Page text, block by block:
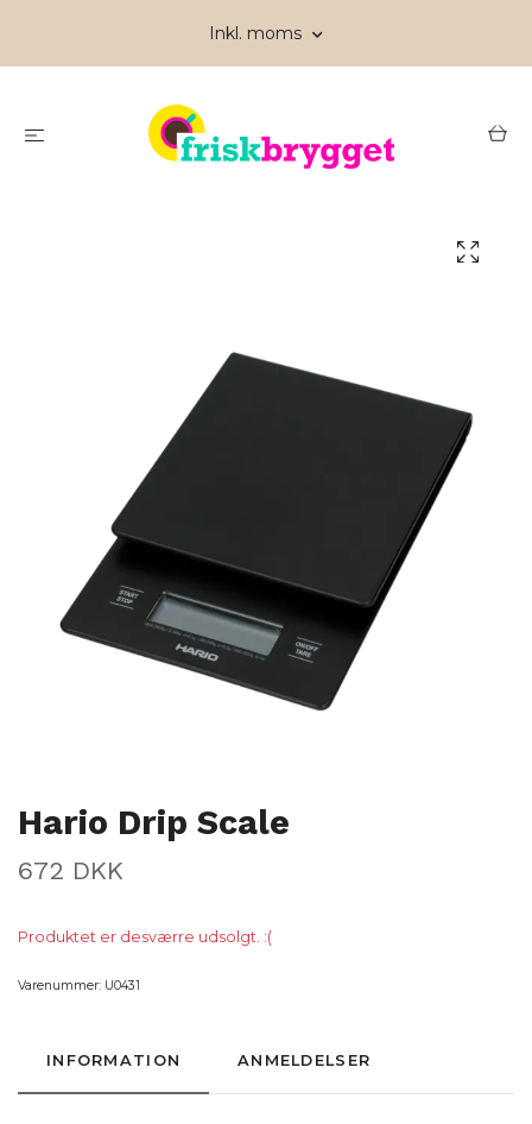
Inkl. moms
Hario Drip Scale
672 DKK
Produktet er desværre udsolgt. :(
Varenummer: U0431
INFORMATION ANMELDELSER